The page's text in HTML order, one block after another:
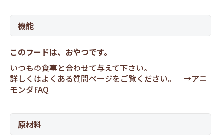
機能
このフードは、おやつです。
いつもの食事と合わせて与えて下さい。
詳しくはよくある質問ページをご覧ください。 →アニ
モンダFAQ
原材料